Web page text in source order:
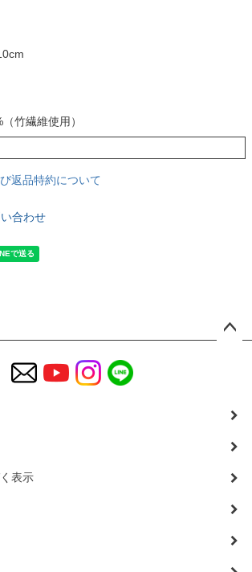
竹繊維使用）
返品特約について
合わせ
表示